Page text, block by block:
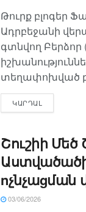
Թուրք բլոգեր
Ադրբեջանի
գտնվող Բերձոր
տեղափոխված
ԿԱՐԴԱԼ
Շուշիի Մեծ
03/06/2026